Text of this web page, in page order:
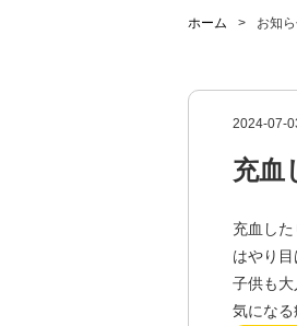
ホーム > お知
2024-07-
充血
充血し
はやり
子供も大
気になる